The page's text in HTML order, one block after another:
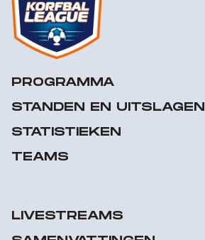
PROGRAMMA
STANDEN EN UITSLAGEN
STATISTIEKEN
TEAMS
LIVESTREAMS